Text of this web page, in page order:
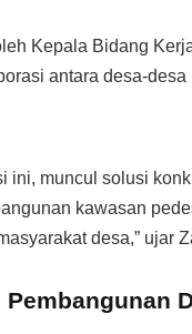
Kepala Bidang
antara desa-
ini, muncul solusi
kawasan
desa,” ujar